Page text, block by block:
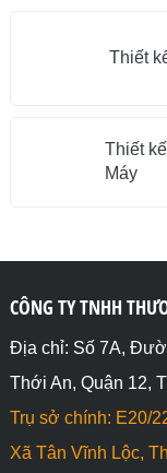
Thiết
Thiết
Máy
CÔNG TY TNHH
Địa chỉ: Số 7A,
Thới An, Quận 12,
Trụ sở chính: E20/
Xã Tân Vĩnh Lộc,